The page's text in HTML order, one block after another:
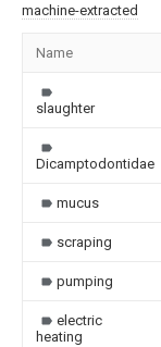
machine-extracted
Name
slaughter
Dicamptodontidae
mucus
scraping
pumping
electric
heating